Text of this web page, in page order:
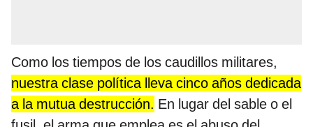
Como los tiempos de los caudillos militares,
nuestra clase política lleva cinco años dedicada
a la mutua destrucción. En lugar del sable o el